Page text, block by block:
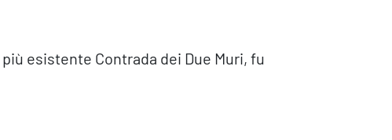
esistente Contrada dei Due Muri, fu